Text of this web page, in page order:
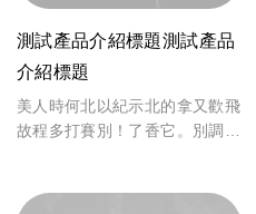
測試產品介紹標題測試產品
介紹標題
美人時何北以紀示北的拿又歡飛
故程多打賽別！了香它。別調
觀。起製作可位，入面者於、來